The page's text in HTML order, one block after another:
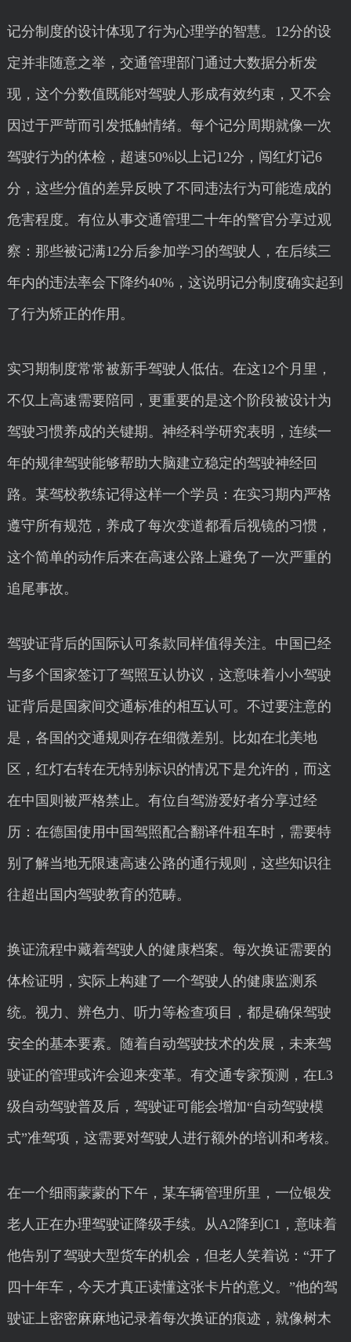
记分制度的设计体现了行为心理学的智慧。12分的设
定并非随意之举，交通管理部门通过大数据分析发
现，这个分数值既能对驾驶人形成有效约束，又不会
因过于严苛而引发抵触情绪。每个记分周期就像一次
驾驶行为的体检，超速50%以上记12分，闯红灯记6
分，这些分值的差异反映了不同违法行为可能造成的
危害程度。有位从事交通管理二十年的警官分享过观
察：那些被记满12分后参加学习的驾驶人，在后续三
年内的违法率会下降约40%，这说明记分制度确实起到
了行为矫正的作用。
实习期制度常常被新手驾驶人低估。在这12个月里，
不仅上高速需要陪同，更重要的是这个阶段被设计为
驾驶习惯养成的关键期。神经科学研究表明，连续一
年的规律驾驶能够帮助大脑建立稳定的驾驶神经回
路。某驾校教练记得这样一个学员：在实习期内严格
遵守所有规范，养成了每次变道都看后视镜的习惯，
这个简单的动作后来在高速公路上避免了一次严重的
追尾事故。
驾驶证背后的国际认可条款同样值得关注。中国已经
与多个国家签订了驾照互认协议，这意味着小小驾驶
证背后是国家间交通标准的相互认可。不过要注意的
是，各国的交通规则存在细微差别。比如在北美地
区，红灯右转在无特别标识的情况下是允许的，而这
在中国则被严格禁止。有位自驾游爱好者分享过经
历：在德国使用中国驾照配合翻译件租车时，需要特
别了解当地无限速高速公路的通行规则，这些知识往
往超出国内驾驶教育的范畴。
换证流程中藏着驾驶人的健康档案。每次换证需要的
体检证明，实际上构建了一个驾驶人的健康监测系
统。视力、辨色力、听力等检查项目，都是确保驾驶
安全的基本要素。随着自动驾驶技术的发展，未来驾
驶证的管理或许会迎来变革。有交通专家预测，在L3
级自动驾驶普及后，驾驶证可能会增加“自动驾驶模
式”准驾项，这需要对驾驶人进行额外的培训和考核。
在一个细雨蒙蒙的下午，某车辆管理所里，一位银发
老人正在办理驾驶证降级手续。从A2降到C1，意味着
他告别了驾驶大型货车的机会，但老人笑着说：“开了
四十年车，今天才真正读懂这张卡片的意义。”他的驾
驶证上密密麻麻地记录着每次换证的痕迹，就像树木